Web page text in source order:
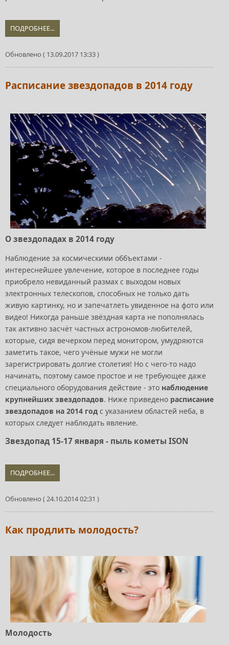
ПОДРОБНЕЕ...
Обновлено ( 13.09.2017 13:33 )
Расписание звездопадов в 2014 году
О звездопадах в 2014 году
Наблюдение за космическими оббъектами -
интереснейшее увлечение, которое в последнее годы
приобрело невиданный размах с выходом новых
электронных телескопов, способных не только дать
живую картинку, но и запечатлеть увиденное на фото или
видео! Никогда раньше звёздная карта не пополнялась
так активно засчёт частных астрономов-любителей,
которые, сидя вечерком перед монитором, умудряются
заметить такое, чего учёные мужи не могли
зарегистрировать долгие столетия! Но с чего-то надо
начинать, поэтому самое простое и не требующее даже
специального оборудования действие - это наблюдение
крупнейших звездопадов. Ниже приведено расписание
звездопадов на 2014 год с указанием областей неба, в
которых следует наблюдать явление.
Звездопад 15-17 января - пыль кометы ISON
ПОДРОБНЕЕ...
Обновлено ( 24.10.2014 02:31 )
Как продлить молодость?
Молодость